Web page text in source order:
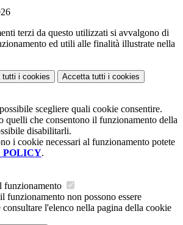
terzi da questo utilizzati si avvalgono di
ed utili alle finalità illustrate nella
tutti i cookies Accetta tutti i cookies
scegliere quali cookie consentire.
quelli che consentono il funzionamento della
disabilitarli.
i cookie necessari al funzionamento potete
POLICY.
funzionamento
funzionamento non possono essere
l'elenco nella pagina della cookie